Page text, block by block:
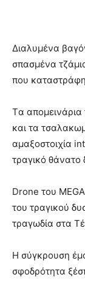
Διαλυμένα
σπασμένα
που
Tα
και τα
αμαξοστοιχία
τραγικό θάνατο
Drone του
του τραγικού
τραγωδία στα
Η σύγκρουση
σφοδρότητα